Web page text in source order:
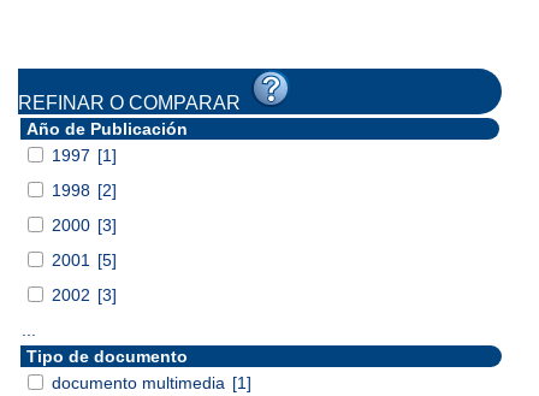
REFINAR O COMPARAR
Año de Publicación
1997 [1]
1998 [2]
2000 [3]
2001
[5]
2002 [3]
Tipo de documento
documento multimedia [1]